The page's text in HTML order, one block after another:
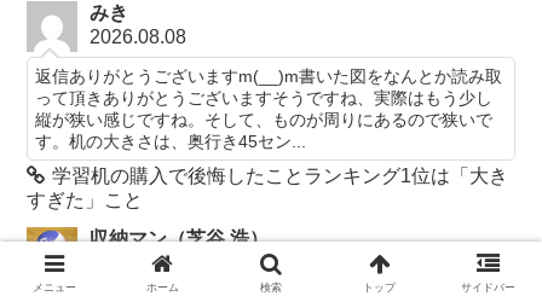
みき
2026.08.08
返信ありがとうございますm(__)m書いた図をなんとか読み取
って頂きありがとうございますそうですね、実際はもう少し
縦が狭い感じですね。そして、ものが周りにあるので狭いで
す。机の大きさは、奥行き45セン...
学習机の購入で後悔したことランキング1位は「大き
すぎた」こと
収納マン（芝谷 浩）
2026.08.07
メニュー ホーム 検索 トップ サイドバー